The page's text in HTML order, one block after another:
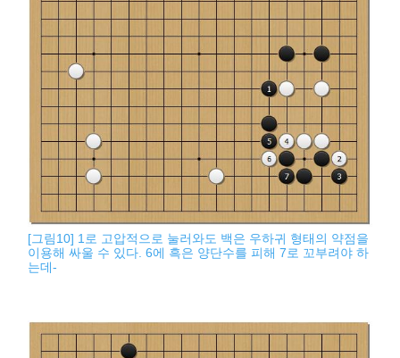
[그림10] 1로 고압적으로 눌러와도 백은 우하귀 형태의 약점을
이용해 싸울 수 있다. 6에 흑은 양단수를 피해 7로 꼬부려야 하
는데-